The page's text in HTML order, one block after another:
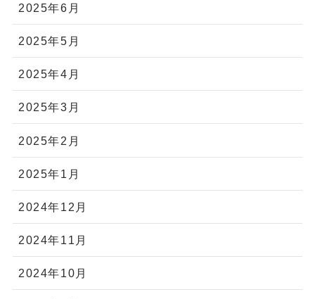
2025年6月
2025年5月
2025年4月
2025年3月
2025年2月
2025年1月
2024年12月
2024年11月
2024年10月